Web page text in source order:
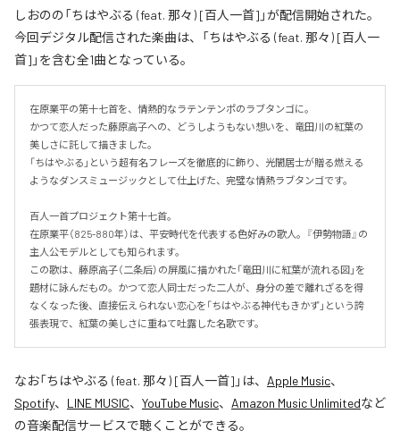
しおのの「ちはやぶる (feat. 那々) [百人一首]」が配信開始された。
今回デジタル配信された楽曲は、「ちはやぶる (feat. 那々) [百人一
首]」を含む全1曲となっている。
在原業平の第十七首を、情熱的なラテンテンポのラブタンゴに。
かつて恋人だった藤原高子への、どうしようもない想いを、竜田川の紅葉の
美しさに託して描きました。
「ちはやぶる」という超有名フレーズを徹底的に飾り、光闇居士が贈る燃える
ようなダンスミュージックとして仕上げた、完璧な情熱ラブタンゴです。
百人一首プロジェクト第十七首。
在原業平（825-880年）は、平安時代を代表する色好みの歌人。『伊勢物語』の
主人公モデルとしても知られます。
この歌は、藤原高子（二条后）の屏風に描かれた「竜田川に紅葉が流れる図」を
題材に詠んだもの。かつて恋人同士だった二人が、身分の差で離れざるを得
なくなった後、直接伝えられない恋心を「ちはやぶる神代もきかず」という誇
張表現で、紅葉の美しさに重ねて吐露した名歌です。
なお「ちはやぶる (feat. 那々) [百人一首] 」は、 Apple Music、
Spotify、 LINE MUSIC、 YouTube Music、 Amazon Music Unlimitedなど
の音楽配信サービスで聴くことができる。